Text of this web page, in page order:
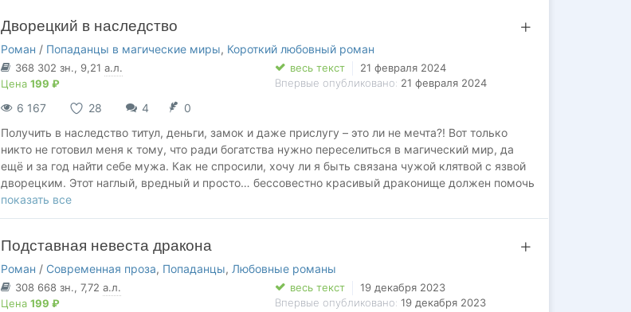
Дворецкий в наследство
Роман / Попаданцы в магические миры, Короткий любовный роман
368 302 зн., 9,21 а.л.
Цена 199 ₽
весь текст
21 февраля 2024
Впервые опубликовано: 21 февраля 2024
6 167 28 4
0
Получить в наследство титул, деньги, замок и даже прислугу – это ли не мечта?! Вот только
никто не готовил меня к тому, что ради богатства нужно переселиться в магический мир, да
ещё и за год найти себе мужа. Как не спросили, хочу ли я быть связана чужой клятвой с язвой
дворецким. Этот наглый, вредный и просто… бессовестно красивый драконище должен помочь
найти мне жениха и получить назад свою свободу. Что значит передумал отдавать меня
другому? Не хочу я быть твоей женой, дракон!
показать все
Подставная невеста дракона
Роман / Современная проза, Попаданцы, Любовные романы
308 668 зн., 7,72 а.л.
Цена 199 ₽
весь текст
19 декабря 2023
Впервые опубликовано: 19 декабря 2023